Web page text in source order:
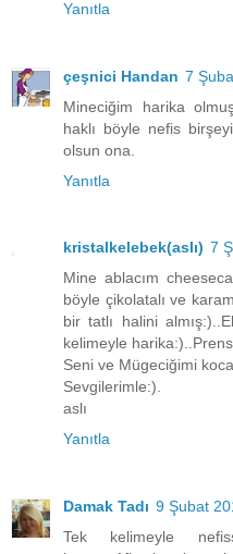
Yanıtla
çeşnici Handan 7
Mineciğim harika
haklı böyle nefis
olsun ona.
Yanıtla
kristalkelebek(aslı) 7
Mine ablacım
böyle çikolatalı ve
bir tatlı halini
kelimeyle
Seni ve Mügeciğimi
Sevgilerimle:).
aslı
Yanıtla
Damak Tadı 9 Şubat
Tek kelimeyle